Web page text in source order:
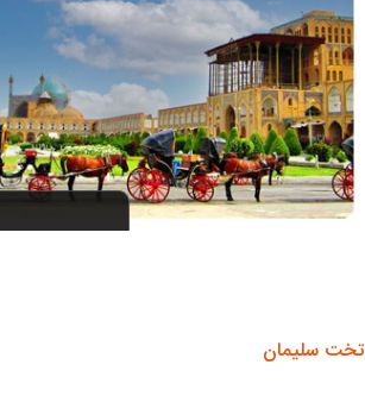
تخت سلیمان